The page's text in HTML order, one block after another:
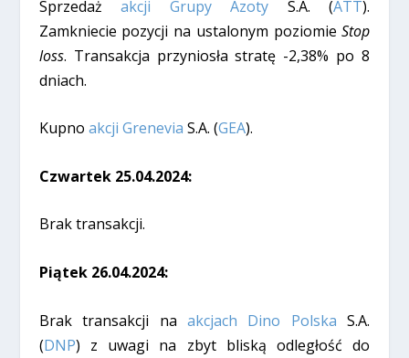
Sprzedażakcji Grupy Azoty S.A. (ATT).
Zamkniecie pozycji na ustalonym poziomieStop
loss. Transakcja przyniosła stratę -2,38% po 8
dniach.
Kupno akcji Grenevia S.A. (GEA).
Czwartek 25.04.2024:
Brak transakcji.
Piątek 26.04.2024:
Brak transakcji na akcjach Dino Polska S.A.
(DNP) z uwagi na zbyt bliską odległość do